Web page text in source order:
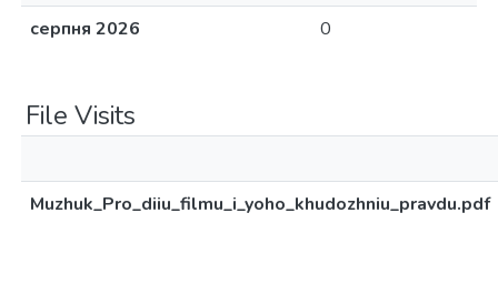
серпня 2026
0
File Visits
Muzhuk_Pro_diiu_filmu_i_yoho_khudozhniu_pravdu.pdf